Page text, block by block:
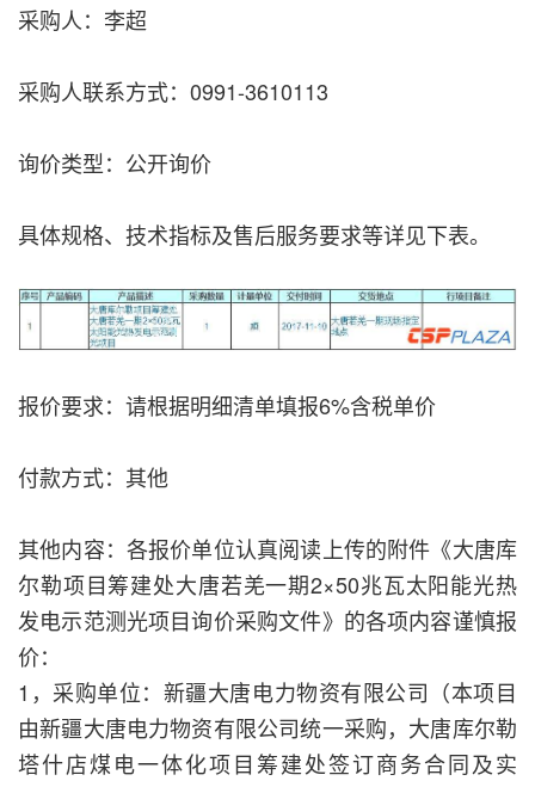
采购人：李超
采购人联系方式：0991-3610113
询价类型：公开询价
具体规格、技术指标及售后服务要求等详见下表。
报价要求：请根据明细清单填报6%含税单价
付款方式：其他
其他内容：各报价单位认真阅读上传的附件《大唐库
尔勒项目筹建处大唐若羌一期2×50兆瓦太阳能光热
发电示范测光项目询价采购文件》的各项内容谨慎报
价：
1，采购单位：新疆大唐电力物资有限公司（本项目
由新疆大唐电力物资有限公司统一采购，大唐库尔勒
塔什店煤电一体化项目筹建处签订商务合同及实